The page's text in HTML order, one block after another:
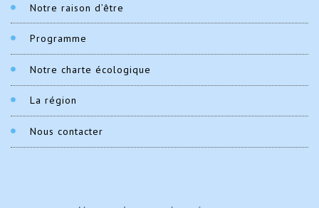
Notre raison d’être
Programme
Notre charte écologique
La région
Nous contacter